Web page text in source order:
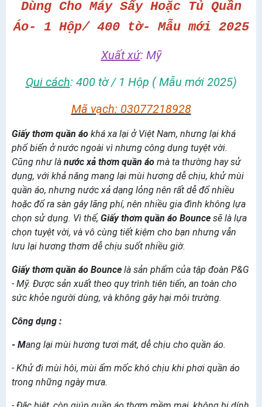
Dùng Cho Máy Sấy Hoặc Tủ Quần
Áo- 1 Hộp/ 400 tờ- Mẫu mới 2025
Xuất xứ: Mỹ
Qui cách: 400 tờ / 1 Hộp ( Mẫu mới 2025)
Mã vạch: 03077218928
Giấy thơm quần áo khá xa lại ở Việt Nam, nhưng lại khá
phổ biến ở nước ngoài vì nhưng công dụng tuyệt vời.
Cũng như là nước xả thơm quần áo mà ta thường hay sử
dụng, với khả năng mang lại mùi hương dễ chịu, khử mùi
quần áo, nhưng nước xả dạng lỏng nên rất dễ đổ nhiều
hoặc đổ ra sàn gây lãng phí, nên nhiều gia đình không lựa
chọn sử dụng. Vì thế, Giấy thơm quần áo Bounce sẽ là lựa
chọn tuyệt vời, và vô cùng tiết kiệm cho bạn nhưng vẫn
lưu lại hương thơm dễ chịu suốt nhiều giờ.
Giấy thơm quần áo Bounce là sản phẩm của tập đoàn P&G
- Mỹ. Được sản xuất theo quy trình tiên tiến, an toàn cho
sức khỏe người dùng, và không gây hại môi trường.
Công dụng :
- Mang lại mùi hương tươi mát, dễ chịu cho quần áo.
- Khử đi mùi hôi, mùi ẩm mốc khó chịu khi phơi quần áo
trong những ngày mưa.